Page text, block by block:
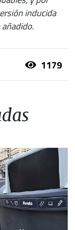
inducida
añadido.
1179